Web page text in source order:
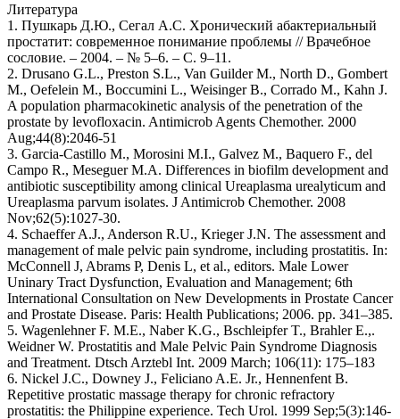
Литература
1. Пушкарь Д.Ю., Сегал А.С. Хронический абактериальный
простатит: современное понимание проблемы // Врачебное
сословие. – 2004. – № 5–6. – С. 9–11.
2. Drusano G.L., Preston S.L., Van Guilder M., North D., Gombert
M., Oefelein M., Boccumini L., Weisinger B., Corrado M., Kahn J.
A population pharmacokinetic analysis of the penetration of the
prostate by levofloxacin. Antimicrob Agents Chemother. 2000
Aug;44(8):2046-51
3. Garcia-Castillo M., Morosini M.I., Galvez M., Baquero F., del
Campo R., Meseguer M.A. Differences in biofilm development and
antibiotic susceptibility among clinical Ureaplasma urealyticum and
Ureaplasma parvum isolates. J Antimicrob Chemother. 2008
Nov;62(5):1027-30.
4. Schaeffer A.J., Anderson R.U., Krieger J.N. The assessment and
management of male pelvic pain syndrome, including prostatitis. In:
McConnell J, Abrams P, Denis L, et al., editors. Male Lower
Uninary Tract Dysfunction, Evaluation and Management; 6th
International Consultation on New Developments in Prostate Cancer
and Prostate Disease. Paris: Health Publications; 2006. pp. 341–385.
5. Wagenlehner F. M.E., Naber K.G., Bschleipfer T., Brahler E.,.
Weidner W. Prostatitis and Male Pelvic Pain Syndrome Diagnosis
and Treatment. Dtsch Arztebl Int. 2009 March; 106(11): 175–183
6. Nickel J.C., Downey J., Feliciano A.E. Jr., Hennenfent B.
Repetitive prostatic massage therapy for chronic refractory
prostatitis: the Philippine experience. Tech Urol. 1999 Sep;5(3):146-